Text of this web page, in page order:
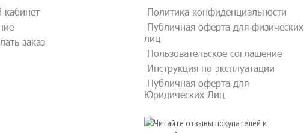
заказ
Политика конфиденциальности
Публичная оферта для физических
лиц
Пользовательское соглашение
Инструкция по эксплуатации
Публичная оферта для
Юридических Лиц